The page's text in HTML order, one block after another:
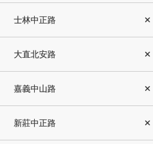
士林中正路 ✕
大直北安路 ✕
嘉義中山路 ✕
新莊中正路 ✕